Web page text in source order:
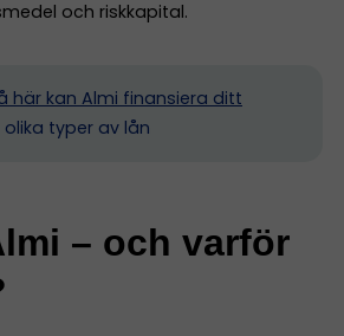
och riskkapital.
här kan Almi finansiera ditt
typer av lån
– och varför